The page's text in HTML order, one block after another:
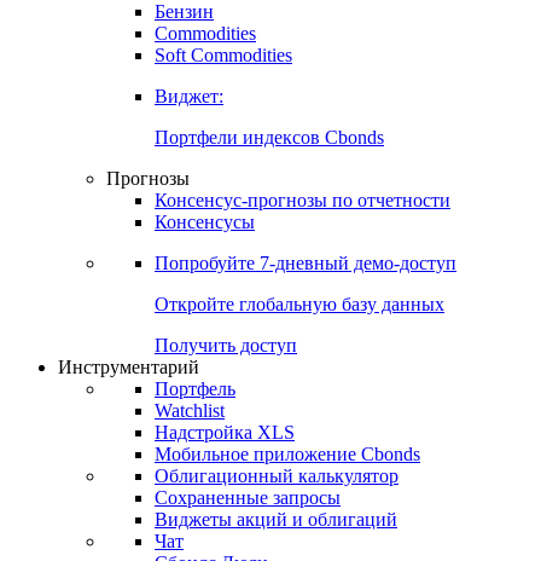
Commodities
Золото
Бензин
Soft Commodities
Виджет:
Портфели индексов Cbonds
Прогнозы
Консенсусы
Попробуйте7-дневный
Откройте глобальную базу данных
Получить доступ
Инструментарий
Портфель
Watchlist
Надстройка XLS
Мобильное приложение Cbonds